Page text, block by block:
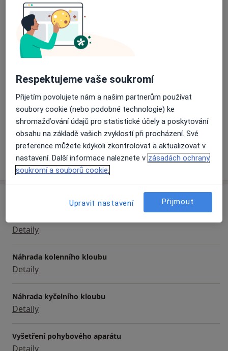
Ordinační hodiny:
Po : 16 - 19.30
Ct : 7.30 - 14.00
Specializace:
- konzervativní a operační léčba pohybového
aparátu
Subspecializace:
- endoprotetika kolenního a kyčelního kloubu
- artroskopická rekonstrukční operativa kolena a
ramena
- artroskopie hlezna
VíceO mně
Hlavní léčená onemocnění
Artróza Zranění pohybového ústrojí
Více
o zkušenostech
Služby a ceník služeb
Detaily
Náhrada kolenního kloubu
Detaily
Náhrada kyčelního kloubu
Detaily
Vyšetření pohybového aparátu
Detaily
Respektujeme vaše soukromí
Přijetím povolujete nám a našim partnerům používat
soubory cookie (nebo podobné technologie) ke
shromažďování údajů pro statistické účely a poskytování
obsahu na základě vašich zvyklostí při procházení. Své
preference můžete kdykoli zkontrolovat a aktualizovat v
nastavení. Další informace naleznete v zásadách ochrany
soukromí a souborů cookie.
Upravit nastavení Přijmout